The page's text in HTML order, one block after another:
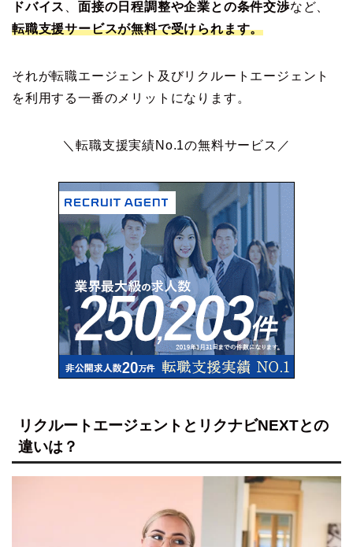
ドバイス
、面接の日程調整や企業との条件交渉など、
転職支援サービスが無料で受けられます。
それが転職エージェント及びリクルートエージェント
を利用する一番のメリットになります。
＼転職支援実績No.1の無料サービス／
リクルートエージェントとリクナビNEXTとの
違いは？